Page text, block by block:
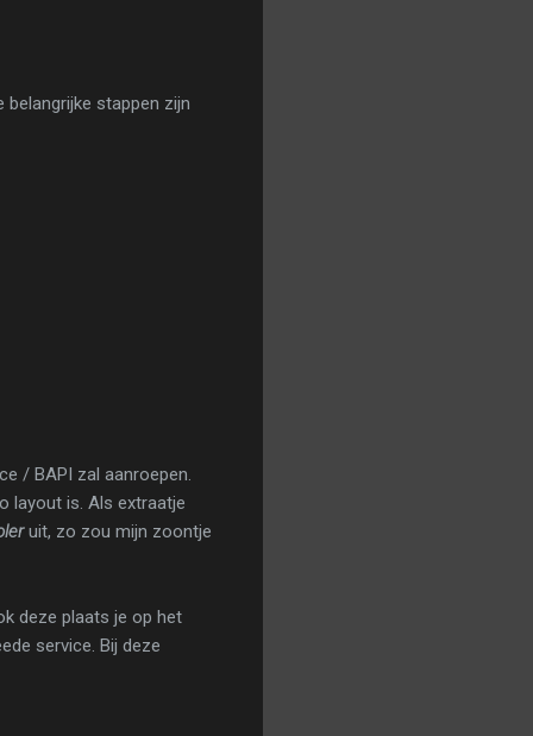
stappen zijn
/ BAPI zal aanroepen.
layout is. Als extraatje
uit, zo zou mijn zoontje
deze plaats je op het
service. Bij deze